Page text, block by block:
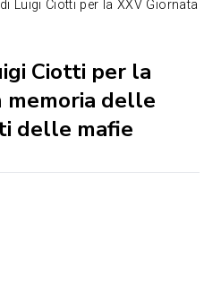
di Luigi Ciotti per la XXV Giornata
Ciotti per la
memoria delle
delle mafie